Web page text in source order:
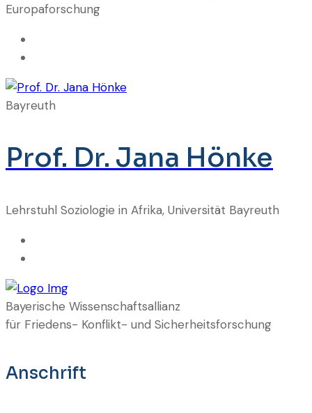
Europaforschung
Bayreuth
Prof. Dr. Jana Hönke
Lehrstuhl Soziologie in Afrika, Universität Bayreuth
Bayerische Wissenschaftsallianz
für Friedens- Konflikt- und Sicherheitsforschung
Anschrift